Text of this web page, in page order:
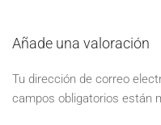
Añade una valoración
Tu dirección de correo
campos obligatorios están